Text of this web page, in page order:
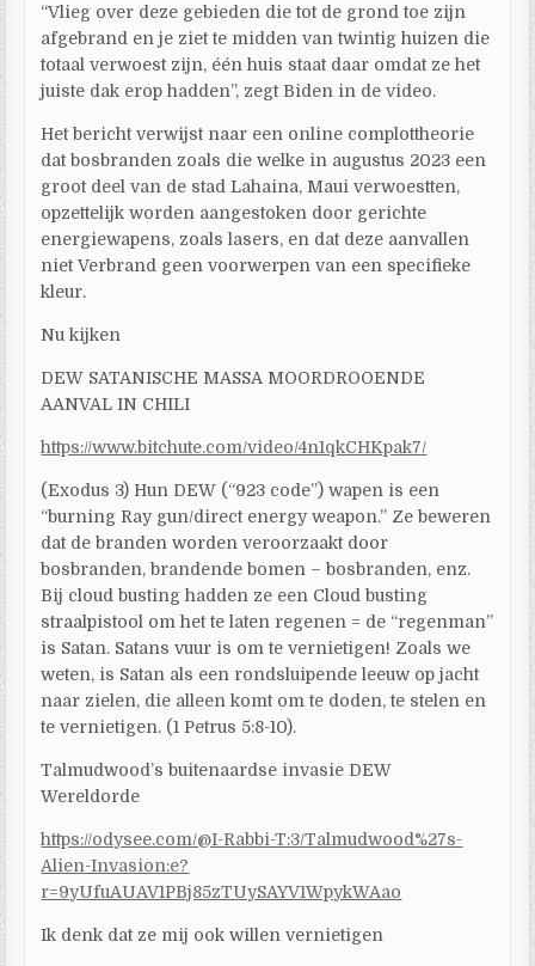
“Vlieg over deze gebieden die tot de grond toe zijn
afgebrand en je ziet te midden van twintig huizen die
totaal verwoest zijn, één huis staat daar omdat ze het
juiste dak erop hadden”, zegt Biden in de video.
Het bericht verwijst naar een online complottheorie
dat bosbranden zoals die welke in augustus 2023 een
groot deel van de stad Lahaina, Maui verwoestten,
opzettelijk worden aangestoken door gerichte
energiewapens, zoals lasers, en dat deze aanvallen
niet Verbrand geen voorwerpen van een specifieke
kleur.
Nu kijken
DEW SATANISCHE MASSA MOORDROOENDE
AANVAL IN CHILI
https://www.bitchute.com/video/4n1qkCHKpak7/
(Exodus 3) Hun DEW (“923 code”) wapen is een
“burning Ray gun/direct energy weapon.” Ze beweren
dat de branden worden veroorzaakt door
bosbranden, brandende bomen – bosbranden, enz.
Bij cloud busting hadden ze een Cloud busting
straalpistool om het te laten regenen = de “regenman”
is Satan. Satans vuur is om te vernietigen! Zoals we
weten, is Satan als een rondsluipende leeuw op jacht
naar zielen, die alleen komt om te doden, te stelen en
te vernietigen. (1 Petrus 5:8-10).
Talmudwood’s buitenaardse invasie DEW
Wereldorde
https://odysee.com/@I-Rabbi-T:3/Talmudwood%27s-
Alien-Invasion:e?
r=9yUfuAUAV1PBj85zTUySAYV1WpykWAao
Ik denk dat ze mij ook willen vernietigen